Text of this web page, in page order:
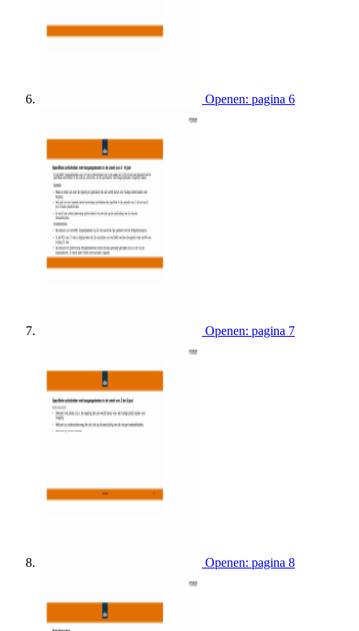
Openen: pagina 6
Openen: pagina 7
Openen: pagina 8